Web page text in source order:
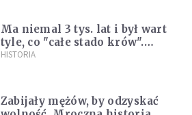
Ma niemal 3 tys. lat i był wart
tyle, co "całe stado krów".
Niezwykłe znalezisko na
HISTORIA
Zabijały mężów, by odzyskać